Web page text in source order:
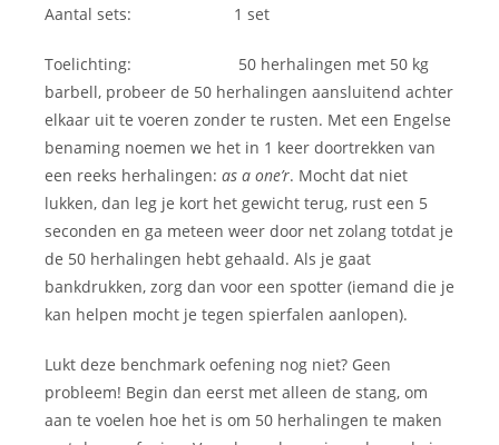
Aantal sets: 1 set
Toelichting: 50 herhalingen met 50 kg
barbell, probeer de 50 herhalingen aansluitend achter
elkaar uit te voeren zonder te rusten. Met een Engelse
benaming noemen we het in 1 keer doortrekken van
een reeks herhalingen: as a one’r. Mocht dat niet
lukken, dan leg je kort het gewicht terug, rust een 5
seconden en ga meteen weer door net zolang totdat je
de 50 herhalingen hebt gehaald. Als je gaat
bankdrukken, zorg dan voor een spotter (iemand die je
kan helpen mocht je tegen spierfalen aanlopen).
Lukt deze benchmark oefening nog niet? Geen
probleem! Begin dan eerst met alleen de stang, om
aan te voelen hoe het is om 50 herhalingen te maken